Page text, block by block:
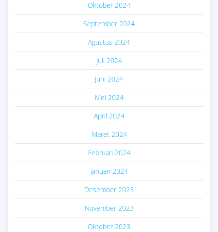
Oktober 2024
September 2024
Agustus 2024
Juli 2024
Juni 2024
Mei 2024
April 2024
Maret 2024
Februari 2024
Januari 2024
Desember 2023
November 2023
Oktober 2023